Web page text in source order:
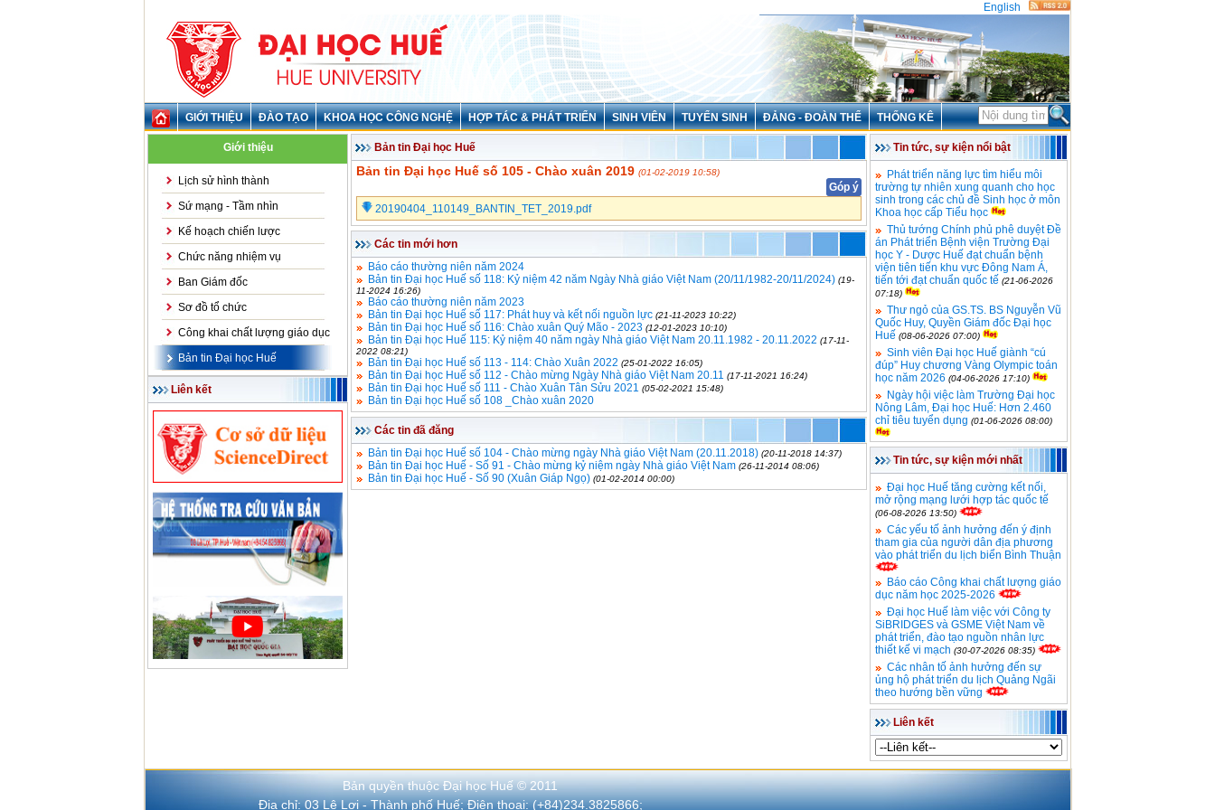
English
GIỚI THIỆU ĐÀO TẠO KHOA HỌC CÔNG NGHỆ HỢP TÁC & PHÁT TRIỂN SINH VIÊN TUYỂN SINH ĐẢNG - ĐOÀN THỂ THỐNG KÊ
Giới thiệu
Lịch sử hình thành
Sứ mạng - Tầm nhìn
Kế hoạch chiến lược
Chức năng nhiệm vụ
Ban Giám đốc
Sơ đồ tổ chức
Công khai chất lượng giáo dục
Bản tin Đại học Huế
Liên kết
Bản tin Đại học Huế
Bản tin Đại học Huế số 105 - Chào xuân 2019 (01-02-2019 10:58)
Góp ý
20190404_110149_BANTIN_TET_2019.pdf
Các tin mới hơn
Báo cáo thường niên năm 2024
Bản tin Đại học Huế số 118: Kỷ niệm 42 năm Ngày Nhà giáo Việt Nam (20/11/1982-20/11/2024) (19-
11-2024 16:26)
Báo cáo thường niên năm 2023
Bản tin Đại học Huế số 117: Phát huy và kết nối nguồn lực (21-11-2023 10:22)
Bản tin Đại học Huế số 116: Chào xuân Quý Mão - 2023 (12-01-2023 10:10)
Bản tin Đại học Huế 115: Kỷ niệm 40 năm ngày Nhà giáo Việt Nam 20.11.1982 - 20.11.2022 (17-11-
2022 08:21)
Bản tin Đại học Huế số 113 - 114: Chào Xuân 2022 (25-01-2022 16:05)
Bản tin Đại học Huế số 112 - Chào mừng Ngày Nhà giáo Việt Nam 20.11 (17-11-2021 16:24)
Bản tin Đại học Huế số 111 - Chào Xuân Tân Sửu 2021 (05-02-2021 15:48)
Bản tin Đại học Huế số 108 _Chào xuân 2020
Các tin đã đăng
Bản tin Đại học Huế số 104 - Chào mừng ngày Nhà giáo Việt Nam (20.11.2018) (20-11-2018 14:37)
Bản tin Đại học Huế - Số 91 - Chào mừng kỷ niệm ngày Nhà giáo Việt Nam (26-11-2014 08:06)
Bản tin Đại học Huế - Số 90 (Xuân Giáp Ngọ) (01-02-2014 00:00)
Tin tức, sự kiện nổi bật
Phát triển năng lực tìm hiểu môi
trường tự nhiên xung quanh cho học
sinh trong các chủ đề Sinh học ở môn
Khoa học cấp Tiểu học
Thủ tướng Chính phủ phê duyệt Đề
án Phát triển Bệnh viện Trường Đại
học Y - Dược Huế đạt chuẩn bệnh
viện tiên tiến khu vực Đông Nam Á,
tiến tới đạt chuẩn quốc tế (21-06-2026
07:18)
Thư ngỏ của GS.TS. BS Nguyễn Vũ
Quốc Huy, Quyền Giám đốc Đại học
Huế (08-06-2026 07:00)
Sinh viên Đại học Huế giành “cú
đúp” Huy chương Vàng Olympic toán
học năm 2026 (04-06-2026 17:10)
Ngày hội việc làm Trường Đại học
Nông Lâm, Đại học Huế: Hơn 2.460
chỉ tiêu tuyển dụng (01-06-2026 08:00)
Tin tức, sự kiện mới nhất
Đại học Huế tăng cường kết nối,
mở rộng mạng lưới hợp tác quốc tế
(06-08-2026 13:50)
Các yếu tố ảnh hưởng đến ý định
tham gia của người dân địa phương
vào phát triển du lịch biển Bình Thuận
Báo cáo Công khai chất lượng giáo
dục năm học 2025-2026
Đại học Huế làm việc với Công ty
SiBRIDGES và GSME Việt Nam về
phát triển, đào tạo nguồn nhân lực
thiết kế vi mạch (30-07-2026 08:35)
Các nhân tố ảnh hưởng đến sự
ủng hộ phát triển du lịch Quảng Ngãi
theo hướng bền vững
Liên kết
Bản quyền thuộc Đại học Huế © 2011
Địa chỉ: 03 Lê Lợi - Thành phố Huế; Điện thoại: (+84)234.3825866;